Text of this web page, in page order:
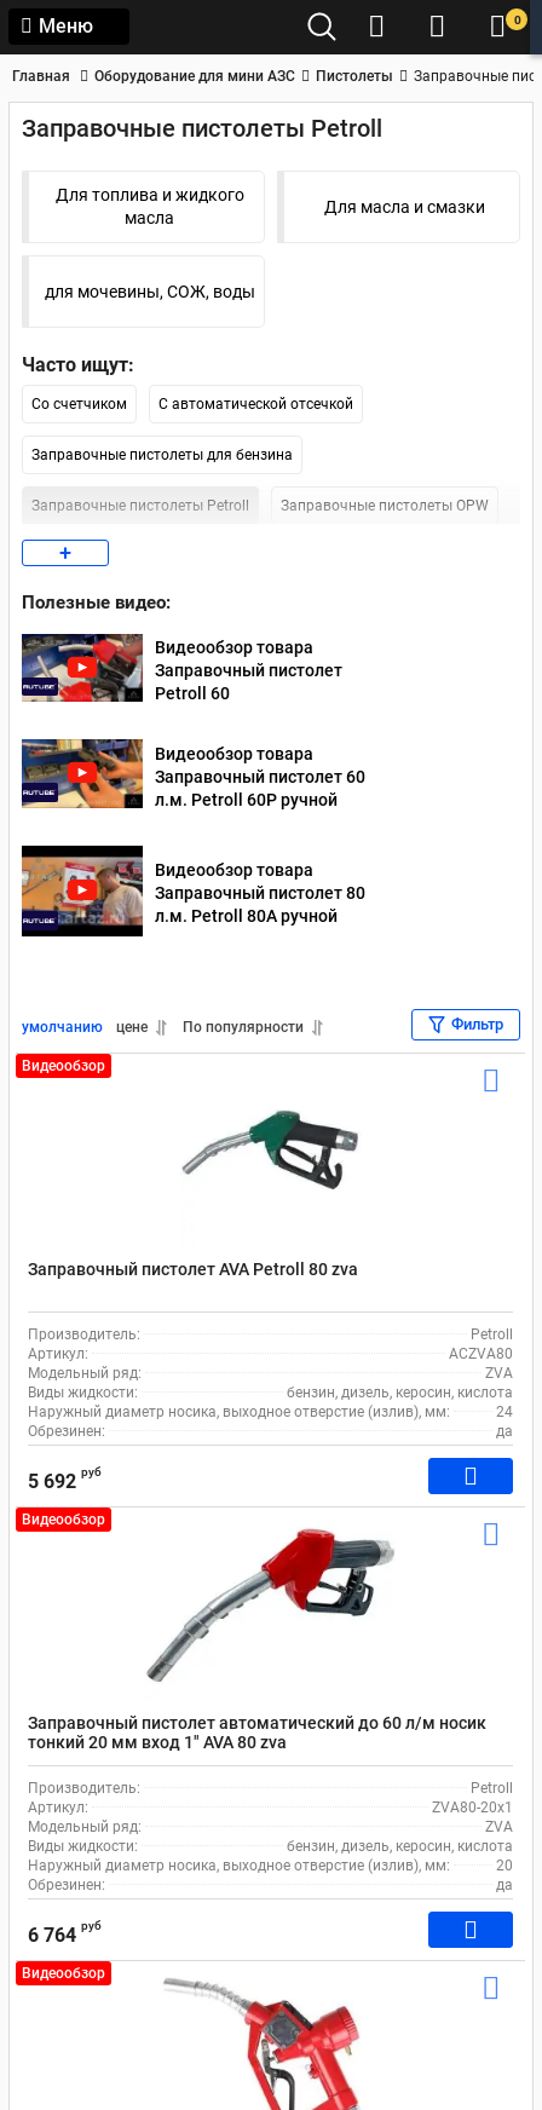
Меню 0
Главная Оборудование для мини АЗС Пистолеты Заправочные
Заправочные пистолеты Petroll
Для топлива и жидкого
масла
Для масла и смазки
для мочевины, СОЖ, воды
Часто ищут:
Со счетчиком С автоматической отсечкой
Заправочные пистолеты для бензина
Заправочные пистолеты Petroll Заправочные пистолеты OPW
Заправочные пистолеты Piusi
Заправочные пистолеты БелАвтоКомплект (Белак)
Заправочные пистолеты ZVA
+
Полезные видео:
Видеообзор товара
Заправочный пистолет
Petroll 60
Видеообзор товара
Заправочный пистолет 60
л.м. Petroll 60P ручной
Видеообзор товара
Заправочный пистолет 80
л.м. Petroll 80А ручной
умолчанию цене По популярности Фильтр
Видеообзор
Заправочный пистолет AVA Petroll 80 zva
Производитель:
Petroll
Артикул:
ACZVA80
Модельный ряд:
ZVA
Виды жидкости:
бензин, дизель, керосин, кислота
Наружный диаметр носика, выходное отверстие (излив), мм:
24
Обрезинен:
да
5 692 руб
Видеообзор
Заправочный пистолет автоматический до 60 л/м носик
тонкий 20 мм вход 1" AVA 80 zva
Производитель:
Petroll
Артикул:
ZVA80-20x1
Модельный ряд:
ZVA
Виды жидкости:
бензин, дизель, керосин, кислота
Наружный диаметр носика, выходное отверстие (излив), мм:
20
Обрезинен:
да
6 764 руб
Видеообзор